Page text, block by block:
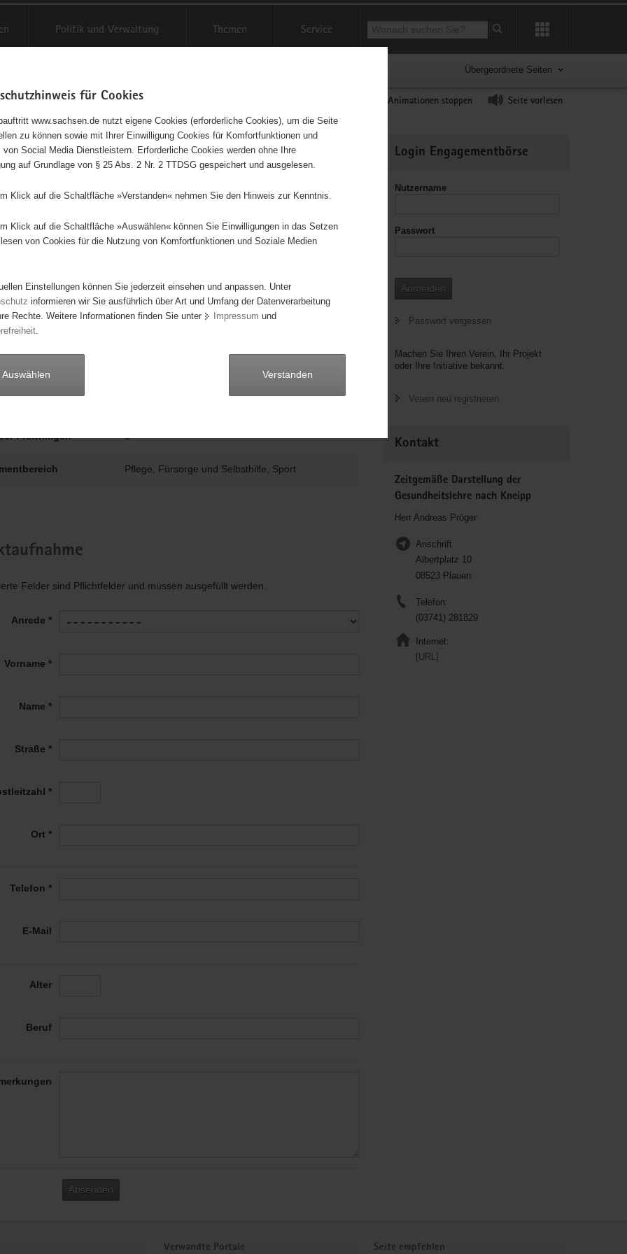
Politik und Verwaltung Themen Service Suchbegriff
Suche starten
Übergeordnete Seiten
Animationen stoppen Seite vorlesen
Darstellung der
nach Kneipp
durch: Pflege der Internetseite www.kneippverein-vogtland.de //
// Erstellung von Flyern und Vereinsnachrichten // Pressearbeit mit
01.01.2025
Freiwilligen 1
Pflege, Fürsorge und Selbsthilfe, Sport
Felder sind Pflichtfelder und müssen ausgefüllt werden.
Anrede *
Vorname *
Name *
Straße *
*
Ort *
Telefon *
E-Mail
Alter
Beruf
Absenden
Informationen
Login Engagementbörse
Nutzername
Passwort
Anmelden
Passwort vergessen
Machen Sie Ihren Verein, Ihr Projekt
oder Ihre Initiative bekannt.
Verein neu registrieren
Kontakt
Zeitgemäße Darstellung der
Gesundheitslehre nach Kneipp
Herr Andreas Pröger
Anschrift
Albertplatz 10
08523 Plauen
Telefon:
(03741) 281829
Internet:
[URL]
für Cookies
www.sachsen.de nutzt eigene Cookies (erforderliche Cookies), um die Seite
zu können sowie mit Ihrer Einwilligung Cookies für Komfortfunktionen und
von Social Media Dienstleistern. Erforderliche Cookies werden ohne Ihre
auf Grundlage von § 25 Abs. 2 Nr. 2 TTDSG gespeichert und ausgelesen.
Klick auf die Schaltfläche »Verstanden« nehmen Sie den Hinweis zur Kenntnis.
Klick auf die Schaltfläche »Auswählen« können Sie Einwilligungen in das Setzen
von Cookies für die Nutzung von Komfortfunktionen und Soziale Medien
Einstellungen können Sie jederzeit einsehen und anpassen. Unter
informieren wir Sie ausführlich über Art und Umfang der Datenverarbeitung
Rechte. Weitere Informationen finden Sie unter
Impressum und
Auswählen Verstanden
Verwandte Portale Seite empfehlen